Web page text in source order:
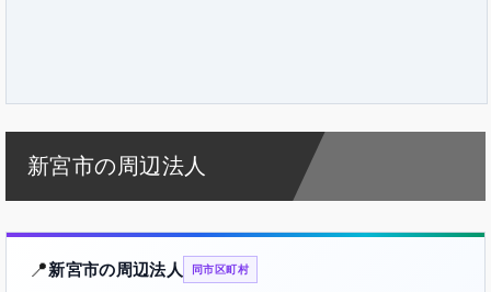
新宮市の周辺法人
📍新宮市の周辺法人 同市区町村